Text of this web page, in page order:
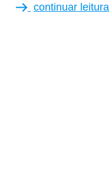
continuar leitura